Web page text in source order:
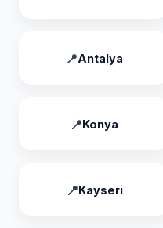
Antalya
Konya
Kayseri